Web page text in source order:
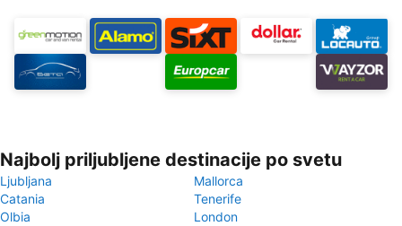
Najbolj priljubljene destinacije po svetu
Ljubljana
Mallorca
Catania
Tenerife
Olbia
London